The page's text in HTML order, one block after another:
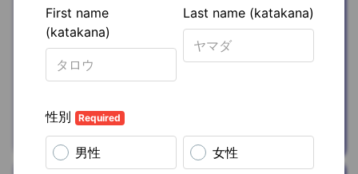
健康/ボディケア
ストレッチマッ
ト10%OFFクー
ポンをプレゼン
ト
合同会社8ed Studio